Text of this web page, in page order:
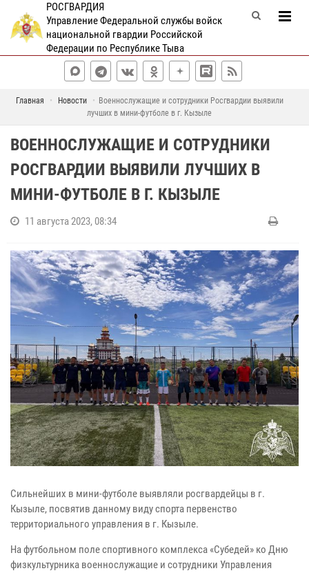
РОСГВАРДИЯ
Управление Федеральной службы войск
национальной гвардии Российской
Федерации по Республике Тыва
Главная Новости
Военнослужащие и сотрудники Росгвардии выявили
лучших в мини-футболе в г. Кызыле
ВОЕННОСЛУЖАЩИЕ И СОТРУДНИКИ
РОСГВАРДИИ ВЫЯВИЛИ ЛУЧШИХ В
МИНИ-ФУТБОЛЕ В Г. КЫЗЫЛЕ
11 августа 2023, 08:34
Сильнейших в мини-футболе выявляли росгвардейцы в г.
Кызыле, посвятив данному виду спорта первенство
территориального управления в г. Кызыле.
На футбольном поле спортивного комплекса «Субедей» ко Дню
физкультурника военнослужащие и сотрудники Управления